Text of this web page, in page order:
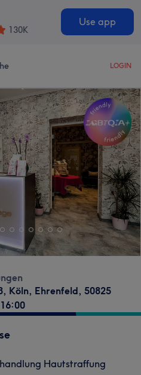
130K
Use app
LOGIN
, Köln, Ehrenfeld, 50825
Hautstraffung